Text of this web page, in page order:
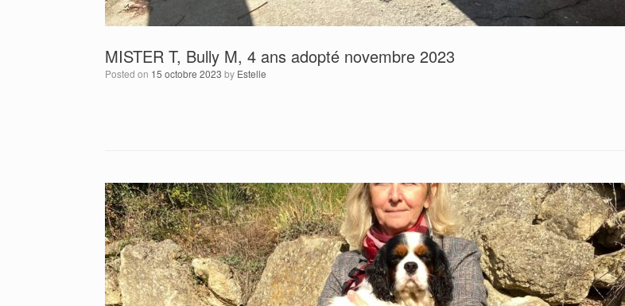
MISTER T, Bully M, 4 ans adopté novembre 2023
Posted on 15 octobre 2023 by Estelle